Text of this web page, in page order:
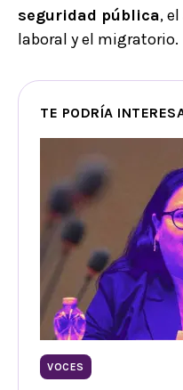
seguridad pública,
laboral y el migratorio.
TE PODRÍA
VOCES